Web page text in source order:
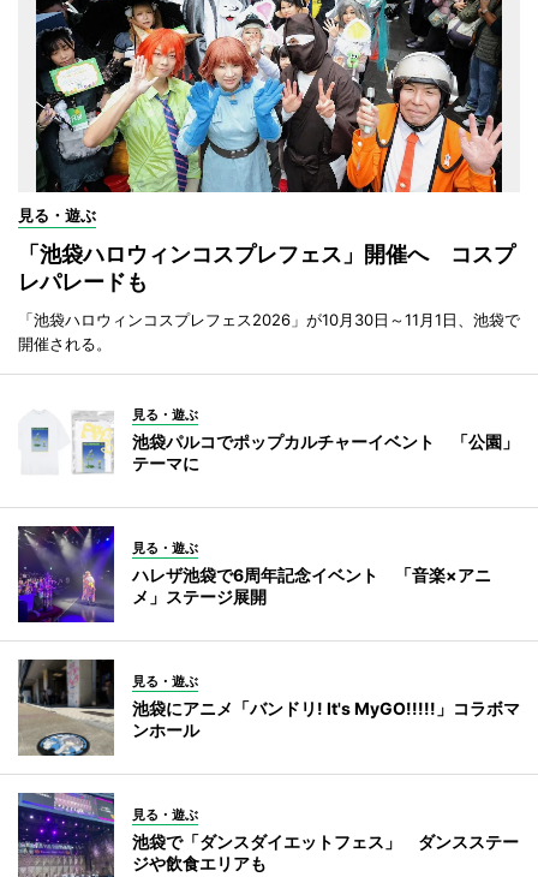
見る・遊ぶ
「池袋ハロウィンコスプレフェス」開催へ コスプ
レパレードも
「池袋ハロウィンコスプレフェス2026」が10月30日～11月1日、池袋で
開催される。
見る・遊ぶ
池袋パルコでポップカルチャーイベント 「公園」
テーマに
見る・遊ぶ
ハレザ池袋で6周年記念イベント 「音楽×アニ
メ」ステージ展開
見る・遊ぶ
池袋にアニメ「バンドリ! It's MyGO!!!!!」コラボマ
ンホール
見る・遊ぶ
池袋で「ダンスダイエットフェス」 ダンスステー
ジや飲食エリアも